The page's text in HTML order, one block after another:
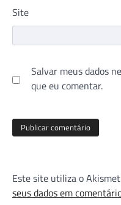
Site
Salvar meus dados
que eu comentar.
Este site utiliza o
seus dados em